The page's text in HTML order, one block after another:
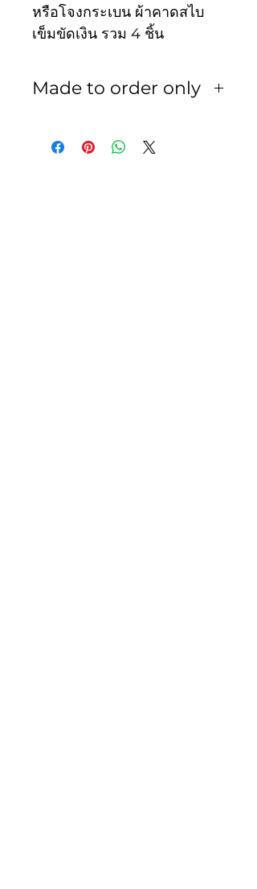
หรือโจงกระเบน ผ้าคาดสไบ
เข็มขัดเงิน รวม 4 ชิ้น
Made to order only
เวลา 3-5 วัน ทางร้านไม่รับ